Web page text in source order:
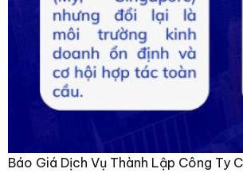
Báo Giá Dịch Vụ Thành Lập Công Ty